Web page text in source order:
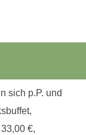
sich p.P. und
€,